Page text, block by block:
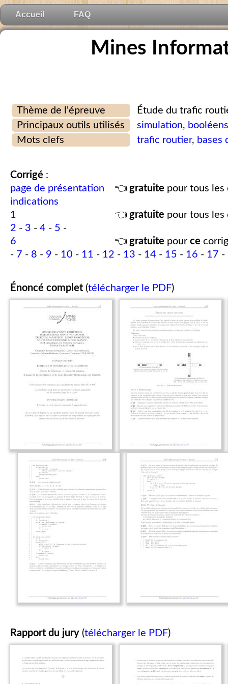
Accueil FAQ
Mines
Thème de l'épreuve
Étude du trafic
Principaux outils utilisés
simulation,
Mots clefs
trafic routier, bases
Corrigé :
page de présentation
👈 gratuite pour tous les
indications
1
👈 gratuite pour tous les
2 - 3 - 4 - 5 -
6
👈 gratuite pour ce
- 7 - 8 - 9 - 10 - 11 - 12 - 13 - 14 - 15 - 16 - 17 -
Énoncé complet (télécharger le PDF)
Rapport du jury (télécharger le PDF)